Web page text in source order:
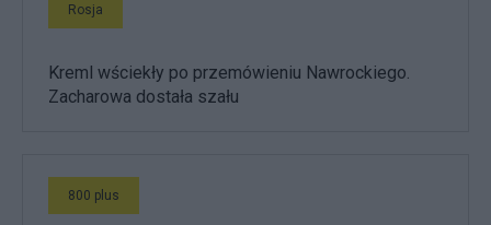
Rosja
Kreml wściekły po przemówieniu Nawrockiego.
Zacharowa dostała szału
800 plus